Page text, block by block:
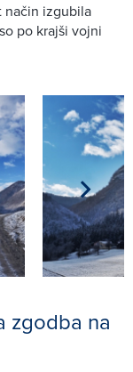
način izgubila
po krajši vojni
zgodba na